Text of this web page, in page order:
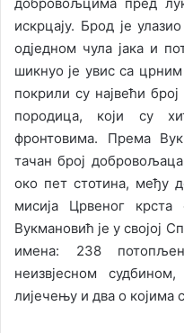
искрцају. Брод је
одједном чула јака и
шикнуо је увис са
покрили су највећи
породица, који су
фронтовима. Према
тачан број
око пет стотина, међу
мисија Црвеног
Вукмановић је у својој
имена: 238
неизвјесном
лијечењу и два о којима